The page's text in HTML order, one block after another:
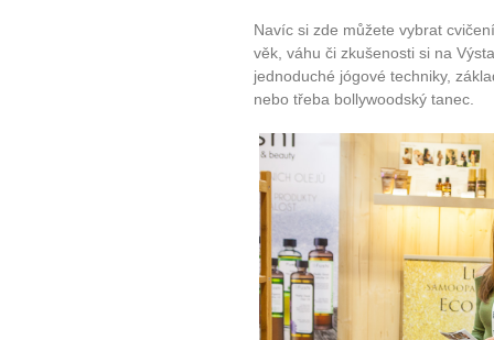
Navíc si zde můžete vybrat
věk, váhu či zkušenosti si na
jednoduché jógové techniky,
nebo třeba bollywoodský tanec.